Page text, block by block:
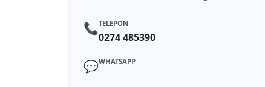
📞TELEPON
0274 485390
💬WHATSAPP